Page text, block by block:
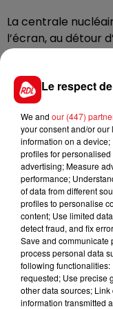
La centrale
l’écran, au détour
De nombreux
tournage en tant
notamment pour
Gambetta, et
Le respect
We and our (447)
your consent and/or
information on a
profiles for
advertising; Measure
performance;
of data from different
profiles to personalise
content; Use limited
detect fraud, and fix
Save and communicate
process personal data
following
requested; Use precise
other data sources;
information transmitted